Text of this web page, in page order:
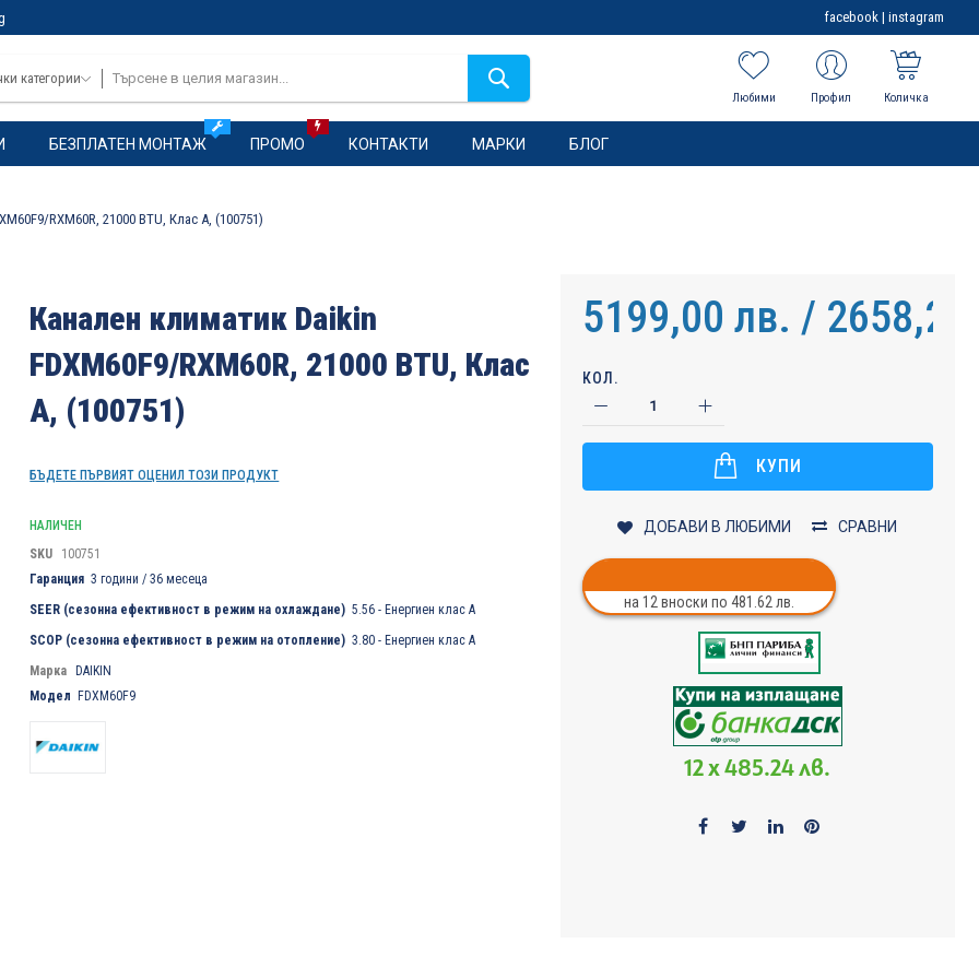
facebook | instagram
категории
Любими Профил Количка
БЕЗПЛАТЕН МОНТАЖ ПРОМО КОНТАКТИ МАРКИ БЛОГ
RXM60R, 21000 BTU, Клас A, (100751)
Канален климатик Daikin
FDXM60F9/RXM60R, 21000 BTU, Клас
A, (100751)
БЪДЕТЕ ПЪРВИЯТ ОЦЕНИЛ ТОЗИ ПРОДУКТ
НАЛИЧЕН
SKU
100751
Гаранция 3 години / 36 месеца
SEER (сезонна ефективност в режим на охлаждане) 5.56 - Енергиен клас А
SCOP (сезонна ефективност в режим на отопление) 3.80 - Енергиен клас А
Марка DAIKIN
Модел FDXM60F9
5199,00 лв. / 2658,21
КОЛ.
КУПИ
ДОБАВИ В ЛЮБИМИ СРАВНИ
на 12 вноски по 481.62 лв.
12 x 485.24 лв.